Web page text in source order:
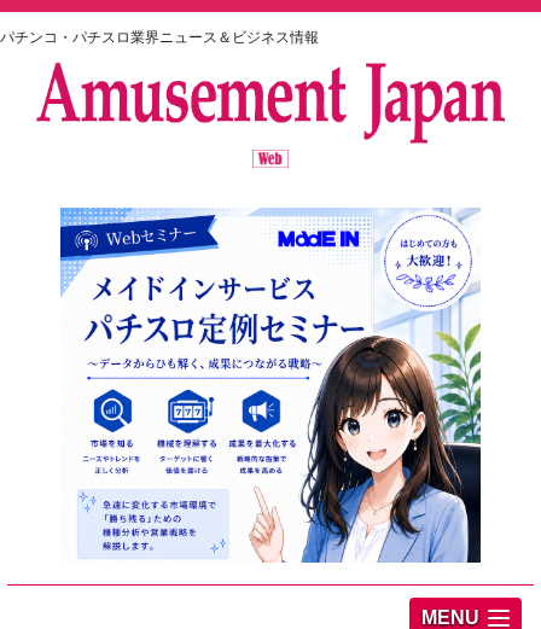
パチンコ・パチスロ業界ニュース＆ビジネス情報
MENU